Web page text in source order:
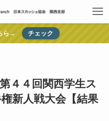
ら→ チェック
４４回関西学生ス
新人戦大会【結果